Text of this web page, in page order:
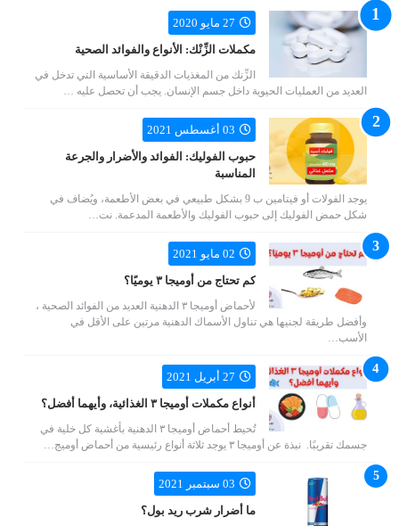
27 مايو 2020
مكملات الزِّنْك: الأنواع والفوائد الصحية
الزِّنك من المغذيات الدقيقة الأساسية التي تدخل في
العديد من العمليات الحيوية داخل جسم الإنسان. يجب أن تحصل عليه …
03 أغسطس 2021
حبوب الفوليك: الفوائد والأضرار والجرعة
المناسبة
يوجد الفولات أو فيتامين ب 9 بشكل طبيعي في بعض الأطعمة، ويُضاف في
شكل حمض الفوليك إلى حبوب الفوليك والأطعمة المدعمة. نت…
02 مايو 2021
كم تحتاج من أوميجا ٣ يوميًا؟
لأحماض أوميجا ٣ الدهنية العديد من الفوائد الصحية ،
وأفضل طريقة لجنيها هي تناول الأسماك الدهنية مرتين على الأقل في
الأسب…
27 أبريل 2021
أنواع مكملات أوميجا ٣ الغذائية، وأيهما أفضل؟
تُحيط أحماض أوميجا ٣ الدهنية بأغشية كل خلية في
جسمك تقريبًا. نبذة عن أوميجا ٣ يوجد ثلاثة أنواع رئيسية من أحماض أوميج…
03 سبتمبر 2021
ما أضرار شرب ريد بول؟